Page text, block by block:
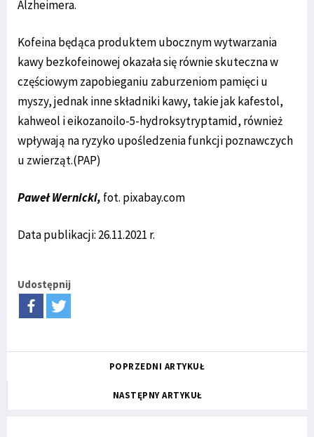
Alzheimera.
Kofeina będąca produktem ubocznym wytwarzania
kawy bezkofeinowej okazała się równie skuteczna w
częściowym zapobieganiu zaburzeniom pamięci u
myszy, jednak inne składniki kawy, takie jak kafestol,
kahweol i eikozanoilo-5-hydroksytryptamid, również
wpływają na ryzyko upośledzenia funkcji poznawczych
u zwierząt.(PAP)
Paweł Wernicki, fot. pixabay.com
Data publikacji: 26.11.2021 r.
Udostępnij
POPRZEDNI ARTYKUŁ
NASTĘPNY ARTYKUŁ